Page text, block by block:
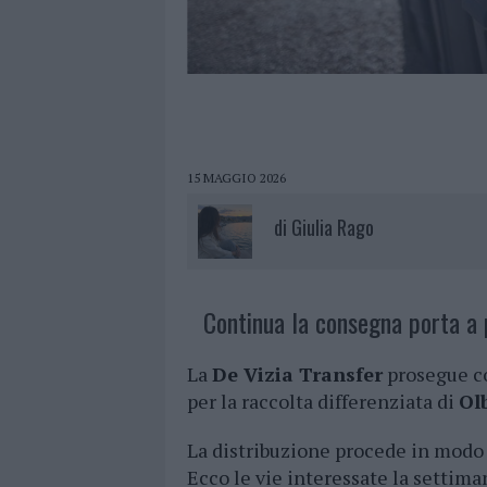
15 MAGGIO 2026
di Giulia Rago
Continua la consegna porta
LaDe Vizia Transfer prosegue
per la raccolta differenziata di
La distribuzione procede in
Ecco le vie interessate la